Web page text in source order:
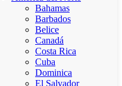
Bahamas
Barbados
Belice
Canadá
Costa Rica
Cuba
Dominica
El Salvador